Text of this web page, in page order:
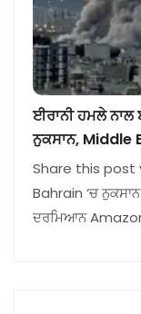
ਈਰਾਨੀ ਹਮਲੇ ਨਾਲ
ਨੁਕਸਾਨ, Middle
Share this post
Bahrain ‘ਚ
ਦਰਮਿਆਨ